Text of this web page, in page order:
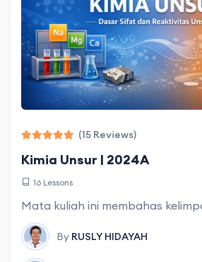
(15 Reviews)
Kimia Unsur | 2024A
16 Lessons
By RUSLY HIDAYAH